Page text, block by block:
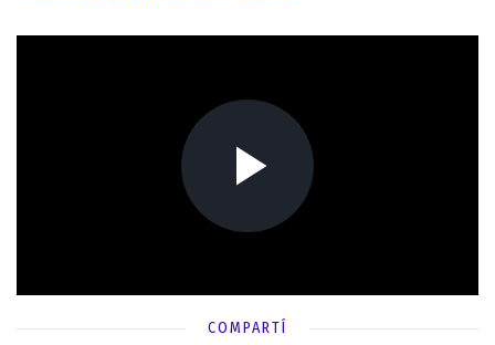
COMPARTÍ